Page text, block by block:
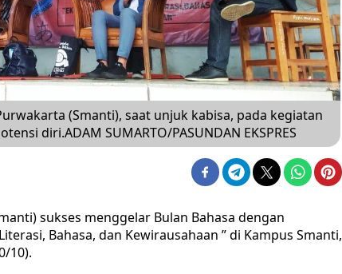
(Smanti), saat unjuk kabisa, pada kegiatan
diri.ADAM SUMARTO/PASUNDAN EKSPRES
sukses menggelar Bulan Bahasa dengan
Bahasa, dan Kewirausahaan ” di Kampus Smanti,
10).